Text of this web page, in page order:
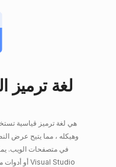
لغة ترميز
وهيكله ، مما يتيح عرض
في متصفحات الويب.